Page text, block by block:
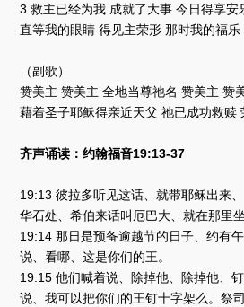
3 救主已经为我 成就了大事 今日得享安
直等我的眼睛 得见主荣形 那时我的福
（副歌）
赞美主 赞美主 全地当尊祂名 赞美主 赞
藉着圣子耶稣得亲近天父 祂已成功救赎
齐声诵读：约翰福音19:13-37
19:13 彼拉多听见这话、就带耶稣出来
华石处、希伯来话叫厄巴大、就在那里坐
19:14 那日是预备逾越节的日子、约有
说、看哪、这是你们的王。
19:15 他们喊着说、除掉他、除掉他、
说、我可以把你们的王钉十字架么。祭